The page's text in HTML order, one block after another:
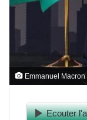
Emmanuel
Ecouter